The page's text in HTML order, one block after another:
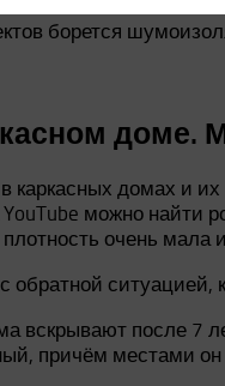
борется
доме.
каркасных домах и
можно найти
очень
ситуацией,
вскрывают после 7
причём местами